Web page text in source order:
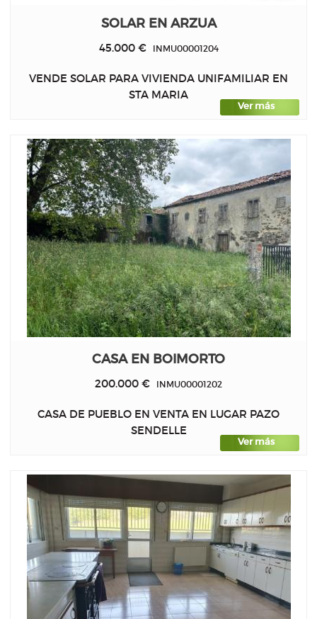
SOLAR EN ARZUA
45.000 €INMU00001204
VENDE SOLAR PARA VIVIENDA UNIFAMILIAR EN
STA MARIA
Ver más
CASA EN BOIMORTO
200.000 € INMU00001202
CASA DE PUEBLO EN VENTA EN LUGAR PAZO
SENDELLE
Ver más